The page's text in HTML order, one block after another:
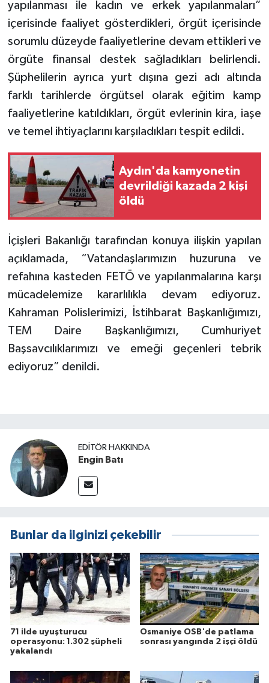
yapılanması ile kadın ve erkek yapılanmaları”
içerisinde faaliyet gösterdikleri, örgüt içerisinde
sorumlu düzeyde faaliyetlerine devam ettikleri ve
örgüte finansal destek sağladıkları belirlendi.
Şüphelilerin ayrıca yurt dışına gezi adı altında
farklı tarihlerde örgütsel olarak eğitim kamp
faaliyetlerine katıldıkları, örgüt evlerinin kira, iaşe
ve temel ihtiyaçlarını karşıladıkları tespit edildi.
Aydın'da kamyonetin
devrildiği kazada 2 kişi
öldü
İçişleri Bakanlığı tarafından konuya ilişkin yapılan
açıklamada, “Vatandaşlarımızın huzuruna ve
refahına kasteden FETÖ ve yapılanmalarına karşı
mücadelemize kararlılıkla devam ediyoruz.
Kahraman Polislerimizi, İstihbarat Başkanlığımızı,
TEM Daire Başkanlığımızı, Cumhuriyet
Başsavcılıklarımızı ve emeği geçenleri tebrik
ediyoruz” denildi.
EDITÖR HAKKINDA
Engin Batı
Bunlar da ilginizi çekebilir
71 ilde uyuşturucu
operasyonu: 1.302 şüpheli
yakalandı
Osmaniye OSB'de patlama
sonrası yangında 2 işçi öldü